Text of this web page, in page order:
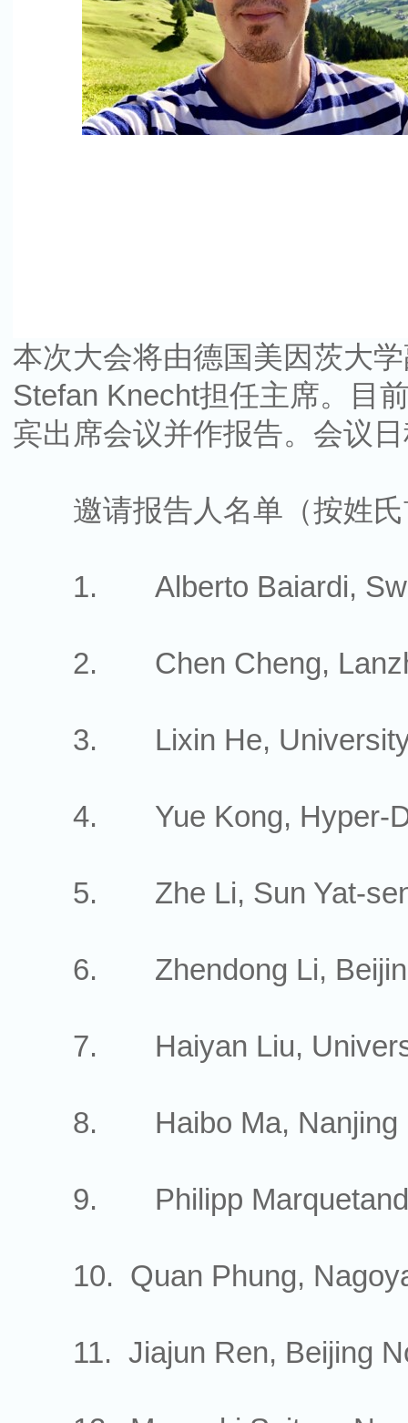
本次大会将由德国美因茨大
Stefan Knecht担任主席。目
宾出席会议并作报告。会议
邀请报告人名单（按姓氏
1. Alberto Baiardi, Swiss
2. Chen Cheng,
3. Lixin He, University of
4. Yue Kong, Hyper-
5. Zhe Li, Sun Yat-sen
6. Zhendong Li, Beijing
7. Haiyan Liu, University
8. Haibo Ma, Nanjing
9. Philipp Marquetand,
10. Quan Phung,
11. Jiajun Ren, Beijing